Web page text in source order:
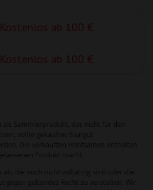
Kostenlos ab 100 €
Kostenlos ab 100 €